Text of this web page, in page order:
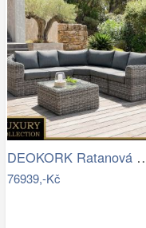
DEOKORK
76939,-Kč